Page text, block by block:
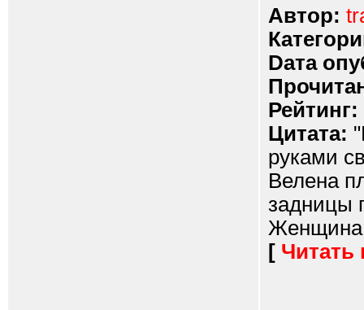
Автор:
Dата
Рейтинг:
Цитата:
руками
Велена
задницы
Женщина
[ Читать